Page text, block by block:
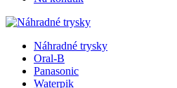
Náhradné trysky
Oral-B
Panasonic
Waterpik